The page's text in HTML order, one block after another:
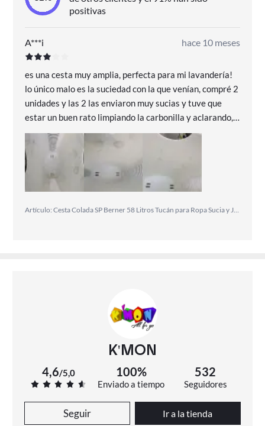
positivas
A***i hace 10 meses
es una cesta muy amplia, perfecta para mi lavandería!
lo único malo es la suciedad con la que venían, compré 2
unidades y las 2 las enviaron muy sucias y tuve que
estar un buen rato limpiando la carbonilla y aclarando,
no se iba fácil.
Artículo: Cesta Colada SP Berner 58 Litros Tucán para Ropa Sucia y Juguetes
K'MON
4,6/5,0 100%
Enviado a tiempo
532
Seguidores
Seguir Ir a la tienda